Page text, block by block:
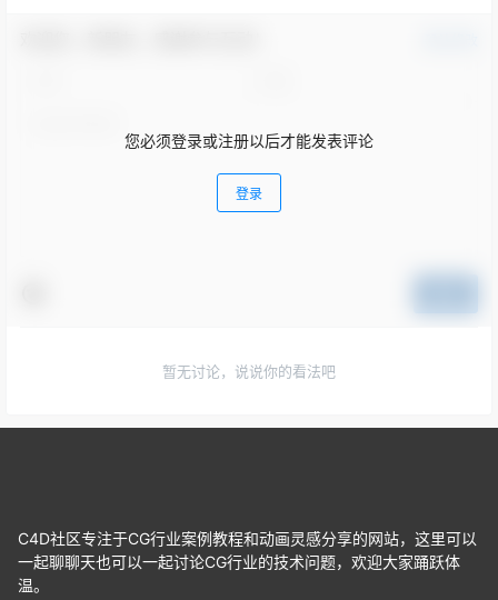
您必须登录或注册以后才能发表评论
登录
暂无讨论，说说你的看法吧
C4D社区专注于CG行业案例教程和动画灵感分享的网站，这里可以
一起聊聊天也可以一起讨论CG行业的技术问题，欢迎大家踊跃体
温。